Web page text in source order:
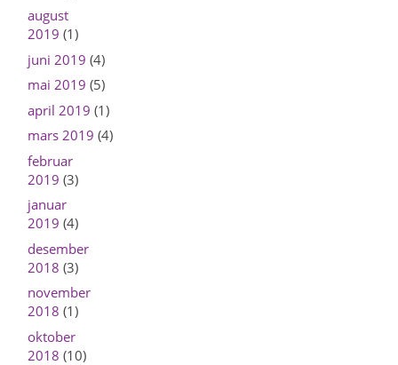
august
2019 (1)
juni 2019 (4)
mai 2019 (5)
april 2019 (1)
mars 2019 (4)
februar
2019 (3)
januar
2019 (4)
desember
2018 (3)
november
2018 (1)
oktober
2018 (10)